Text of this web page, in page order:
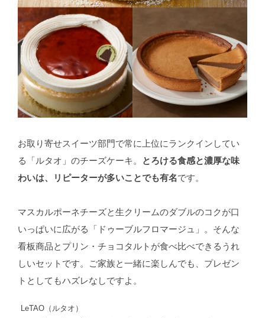
お取り寄せスイーツ部門で常に上位にランクインしてい
る「ルタオ」のチーズケーキ。
とろける食感と濃厚な味
わいは、リピーターが多いことでも有名です。
マスカルポーネチーズと生クリームのダブルのコクが口
いっぱいに広がる「ドゥーブルフロマージュ」。そんな
看板商品とプリン・チョコタルトが食べ比べできるうれ
しいセットです。ご家族と一緒に楽しんでも、プレゼン
トとしてもハズレなしですよ。
LeTAO（ルタオ）